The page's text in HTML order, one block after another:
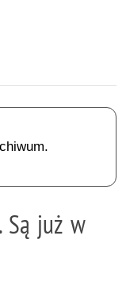
Są już w